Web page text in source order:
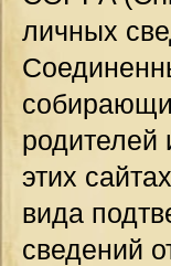
личных
родителей
этих
вида
сведений